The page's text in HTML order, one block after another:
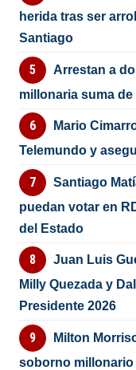
herida tras ser
Santiago
Arrestan a
millonaria suma
Mario
Telemundo y
Santiago
puedan votar en
del Estado
Juan Luis
Milly Quezada y
Presidente 2026
Milton
soborno millonario